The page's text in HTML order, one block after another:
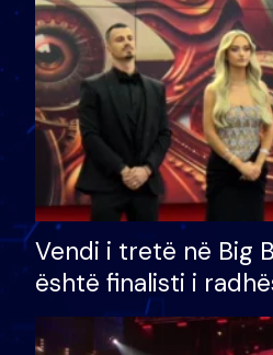
Vendi i tretë në Big
është finalisti i